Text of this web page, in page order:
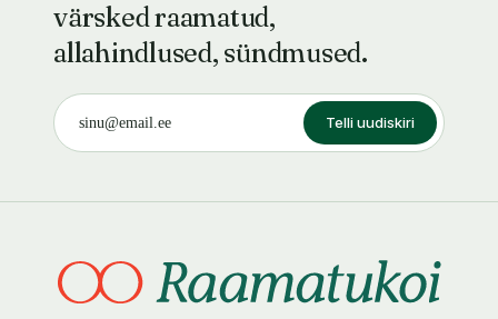
värsked raamatud,
allahindlused, sündmused.
Telli uudiskiri